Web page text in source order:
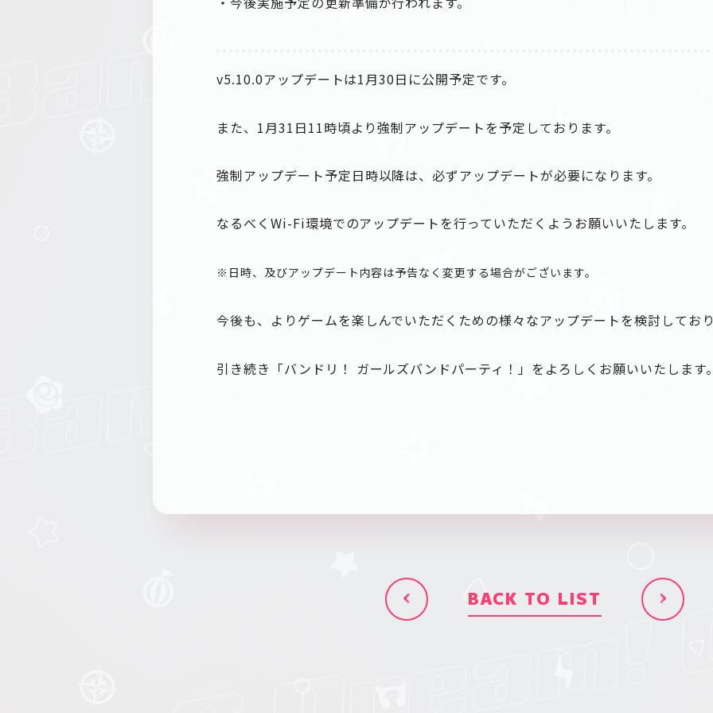
v5.10.0アップデートは1月30日に公開予定です。
また、1月31日11時頃より強制アップデートを予定しております。
強制アップデート予定日時以降は、必ずアップデートが必要になります。
なるべくWi-Fi環境でのアップデートを行っていただくようお願いいたします。
※日時、及びアップデート内容は予告なく変更する場合がございます。
今後も、よりゲームを楽しんでいただくための様々なアップデートを検討してお
引き続き「バンドリ！ ガールズバンドパーティ！」をよろしくお願いいたします
BACK TO LIST